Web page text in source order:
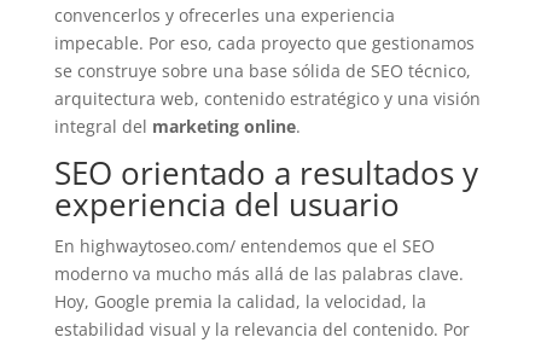
convencerlos y ofrecerles una experiencia
impecable. Por eso, cada proyecto que gestionamos
se construye sobre una base sólida de SEO técnico,
arquitectura web, contenido estratégico y una visión
integral del marketing online.
SEO orientado a resultados y
experiencia del usuario
En highwaytoseo.com/ entendemos que el SEO
moderno va mucho más allá de las palabras clave.
Hoy, Google premia la calidad, la velocidad, la
estabilidad visual y la relevancia del contenido. Por